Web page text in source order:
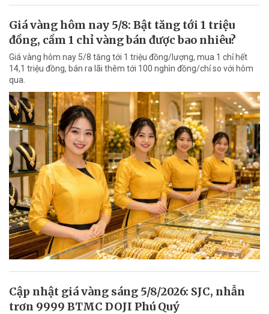
Giá vàng hôm nay 5/8: Bật tăng tới 1 triệu
đồng, cầm 1 chỉ vàng bán được bao nhiêu?
Giá vàng hôm nay 5/8 tăng tới 1 triệu đồng/lượng, mua 1 chỉ hết
14,1 triệu đồng, bán ra lãi thêm tới 100 nghìn đồng/chỉ so với hôm
qua.
Cập nhật giá vàng sáng 5/8/2026: SJC, nhẫn
trơn 9999 BTMC DOJI Phú Quý